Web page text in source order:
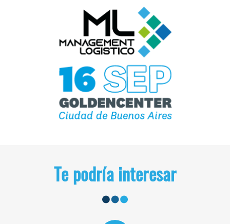
Te podría interesar